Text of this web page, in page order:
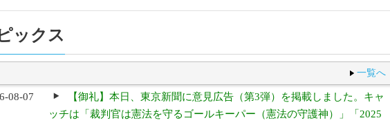
ックス
一覧へ
08-07
【御礼】本日、東京新聞に意見広告（第3弾）を掲載しました。キャ
ッチは「裁判官は憲法を守るゴールキーパー（憲法の守護神）」「2025
ップ Tag Cloud アーカイブ